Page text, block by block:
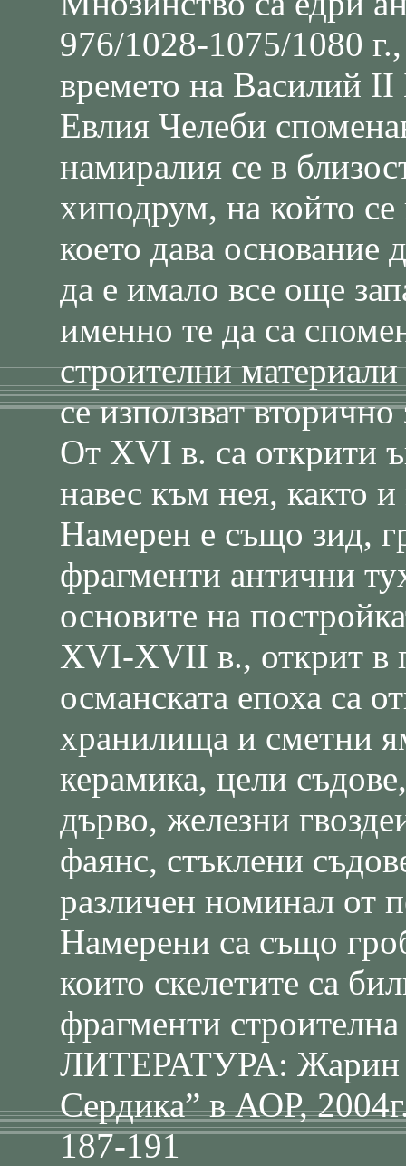
976/1028-1075/1080
времето на Василий
Евлия Челеби
намиралия се в
хиподрум, на който
което дава
да е имало все още
именно те да са
строителни
се използват
От ХVІ в. са открити
навес към нея, както
Намерен е също зид,
фрагменти антични
основите на
ХVІ-ХVІІ в., открит в
османската епоха са
хранилища и сметни
керамика, цели
дърво, железни
фаянс, стъклени
различен номинал от
Намерени са също
които скелетите са
фрагменти
ЛИТЕРАТУРА: Жарин
Сердика” в АОР,
187-191